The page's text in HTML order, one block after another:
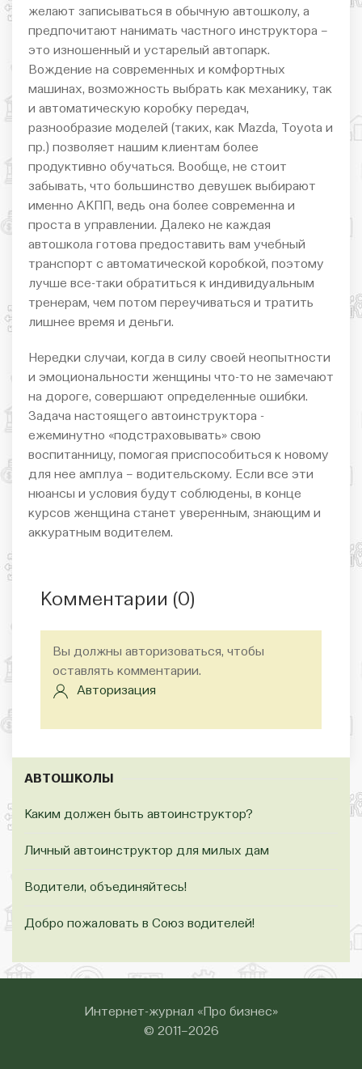
желают записываться в обычную автошколу, а
предпочитают нанимать частного инструктора –
это изношенный и устарелый автопарк.
Вождение на современных и комфортных
машинах, возможность выбрать как механику, так
и автоматическую коробку передач,
разнообразие моделей (таких, как Mazda, Toyota и
пр.) позволяет нашим клиентам более
продуктивно обучаться. Вообще, не стоит
забывать, что большинство девушек выбирают
именно АКПП, ведь она более современна и
проста в управлении. Далеко не каждая
автошкола готова предоставить вам учебный
транспорт с автоматической коробкой, поэтому
лучше все-таки обратиться к индивидуальным
тренерам, чем потом переучиваться и тратить
лишнее время и деньги.
Нередки случаи, когда в силу своей неопытности
и эмоциональности женщины что-то не замечают
на дороге, совершают определенные ошибки.
Задача настоящего автоинструктора -
ежеминутно «подстраховывать» свою
воспитанницу, помогая приспособиться к новому
для нее амплуа – водительскому. Если все эти
нюансы и условия будут соблюдены, в конце
курсов женщина станет уверенным, знающим и
аккуратным водителем.
Комментарии (0)
Вы должны авторизоваться, чтобы
оставлять комментарии.
Авторизация
АВТОШКОЛЫ
Каким должен быть автоинструктор?
Личный автоинструктор для милых дам
Водители, объединяйтесь!
Добро пожаловать в Союз водителей!
Интернет-журнал «Про бизнес»
© 2011–2026